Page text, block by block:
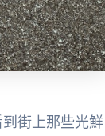
街上那些光鮮